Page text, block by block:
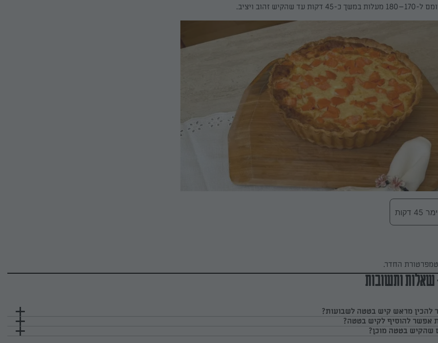
שהקיש זהוב ויציב.
דקות
החדר.
ותשובות
להכין מראש קיש בטטה לשבועות?
אפשר להוסיף לקיש בטטה?
שהקיש בטטה מוכן?